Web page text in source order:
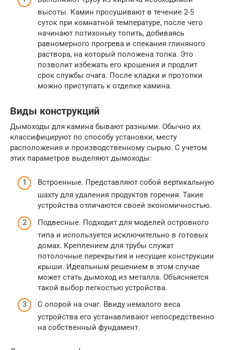
высоты. Камин просушивают в течение 2-5
суток при комнатной температуре, после чего
начинают потихоньку топить, добиваясь
равномерного прогрева и спекания глиняного
раствора, на который положена топка. Это
позволит избежать его крошения и продлит
срок службы очага. После кладки и протопки
можно приступать к отделке камина.
Виды конструкций
Дымоходы для камина бывают разными. Обычно их
классифицируют по способу установки, месту
расположения и производственному сырью. С учетом
этих параметров выделяют дымоходы:
Встроенные. Представляют собой вертикальную
шахту для удаления продуктов горения. Такие
устройства отличаются своей экономичностью.
Подвесные. Подходит для моделей островного
типа и используется исключительно в готовых
домах. Креплением для трубы служат
потолочные перекрытия и несущие конструкции
крыши. Идеальным решением в этом случае
может стать дымоход из металла. Объясняется
такой выбор легкостью устройства.
С опорой на очаг. Ввиду немалого веса
устройства его устанавливают непосредственно
на собственный фундамент.